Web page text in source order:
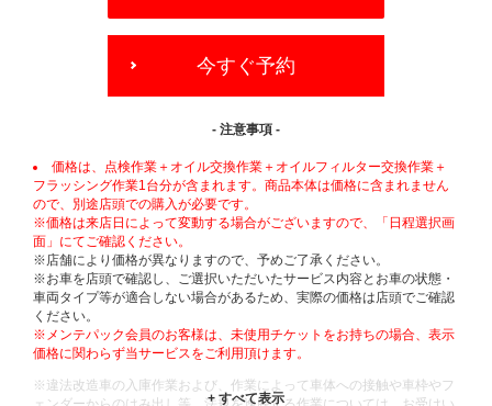
OPTIONS
今すぐ予約
- 注意事項 -
価格は、点検作業＋オイル交換作業＋オイルフィルター交換作業＋
フラッシング作業1台分が含まれます。商品本体は価格に含まれません
ので、別途店頭での購入が必要です。
※価格は来店日によって変動する場合がございますので、「日程選択画
面」にてご確認ください。
※店舗により価格が異なりますので、予めご了承ください。
※お車を店頭で確認し、ご選択いただいたサービス内容とお車の状態・
車両タイプ等が適合しない場合があるため、実際の価格は店頭でご確認
ください。
※メンテパック会員のお客様は、未使用チケットをお持ちの場合、表示
価格に関わらず当サービスをご利用頂けます。
※違法改造車の入庫作業および、作業によって車体への接触や車枠やフ